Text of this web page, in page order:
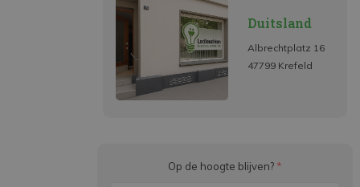
Duitsland
Albrechtplatz 16
47799 Krefeld
Op de hoogte blijven? *